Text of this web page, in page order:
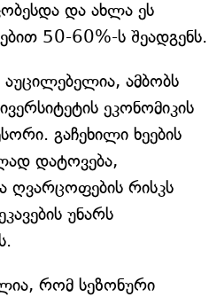
და ახლა ეს
50-60%-ს შეადგენს.
აუცილებელია, ამბობს
ეკონომიკის
გაჩეხილი ხეების
დატოვება,
ღვარცოფების რისკს
უნარს
რომ სეზონური